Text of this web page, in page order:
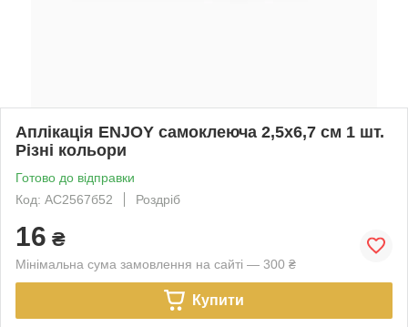
Аплікація ENJOY самоклеюча 2,5х6,7 см 1 шт.
Різні кольори
Готово до відправки
Код: АС2567б52
Роздріб
16 ₴
Мінімальна сума замовлення на сайті — 300 ₴
Купити